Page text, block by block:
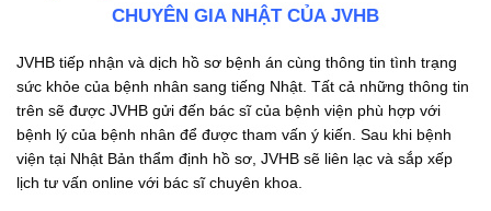
CHUYÊN GIA NHẬT CỦA JVHB
JVHB tiếp nhận và dịch hồ sơ bệnh án cùng thông tin tình trạng
sức khỏe của bệnh nhân sang tiếng Nhật. Tất cả những thông tin
trên sẽ được JVHB gửi đến bác sĩ của bệnh viện phù hợp với
bệnh lý của bệnh nhân để được tham vấn ý kiến. Sau khi bệnh
viện tại Nhật Bản thẩm định hồ sơ, JVHB sẽ liên lạc và sắp xếp
lịch tư vấn online với bác sĩ chuyên khoa.